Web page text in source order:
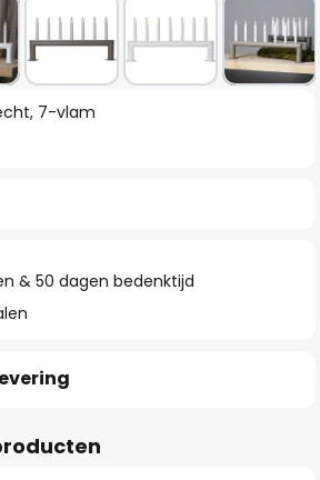
7-vlam
& 50 dagen bedenktijd